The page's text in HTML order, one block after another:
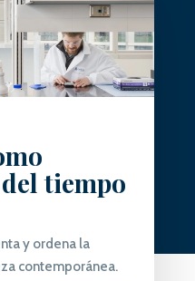
tiempo
y ordena la
contemporánea.